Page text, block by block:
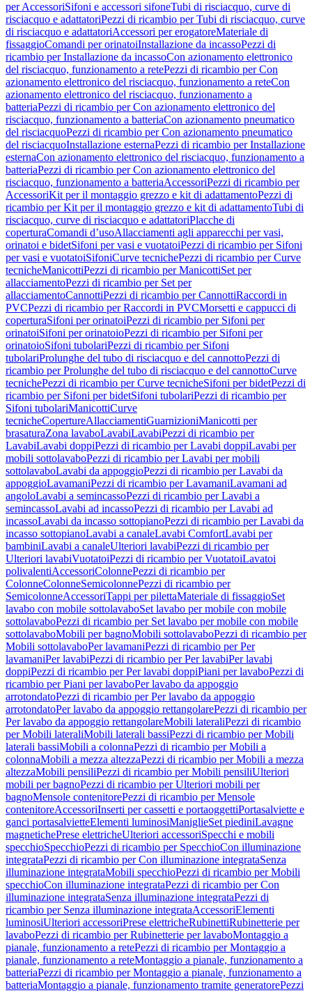
per AccessoriSifoni e accessori sifoneTubi di risciacquo, curve di
risciacquo e adattatoriPezzi di ricambio per Tubi di risciacquo, curve
di risciacquo e adattatoriAccessori per erogatoreMateriale di
fissaggioComandi per orinatoiInstallazione da incassoPezzi di
ricambio per Installazione da incassoCon azionamento elettronico
del risciacquo, funzionamento a retePezzi di ricambio per Con
azionamento elettronico del risciacquo, funzionamento a reteCon
azionamento elettronico del risciacquo, funzionamento a
batteriaPezzi di ricambio per Con azionamento elettronico del
risciacquo, funzionamento a batteriaCon azionamento pneumatico
del risciacquoPezzi di ricambio per Con azionamento pneumatico
del risciacquoInstallazione esternaPezzi di ricambio per Installazione
esternaCon azionamento elettronico del risciacquo, funzionamento a
batteriaPezzi di ricambio per Con azionamento elettronico del
risciacquo, funzionamento a batteriaAccessoriPezzi di ricambio per
AccessoriKit per il montaggio grezzo e kit di adattamentoPezzi di
ricambio per Kit per il montaggio grezzo e kit di adattamentoTubi di
risciacquo, curve di risciacquo e adattatoriPlacche di
coperturaComandi d’usoAllacciamenti agli apparecchi per vasi,
orinatoi e bidetSifoni per vasi e vuotatoiPezzi di ricambio per Sifoni
per vasi e vuotatoiSifoniCurve tecnichePezzi di ricambio per Curve
tecnicheManicottiPezzi di ricambio per ManicottiSet per
allacciamentoPezzi di ricambio per Set per
allacciamentoCannottiPezzi di ricambio per CannottiRaccordi in
PVCPezzi di ricambio per Raccordi in PVCMorsetti e cappucci di
coperturaSifoni per orinatoiPezzi di ricambio per Sifoni per
orinatoiSifoni per orinatoioPezzi di ricambio per Sifoni per
orinatoioSifoni tubolariPezzi di ricambio per Sifoni
tubolariProlunghe del tubo di risciacquo e del cannottoPezzi di
ricambio per Prolunghe del tubo di risciacquo e del cannottoCurve
tecnichePezzi di ricambio per Curve tecnicheSifoni per bidetPezzi di
ricambio per Sifoni per bidetSifoni tubolariPezzi di ricambio per
Sifoni tubolariManicottiCurve
tecnicheCopertureAllacciamentiGuarnizioniManicotti per
brasaturaZona lavaboLavabiLavabiPezzi di ricambio per
LavabiLavabi doppiPezzi di ricambio per Lavabi doppiLavabi per
mobili sottolavaboPezzi di ricambio per Lavabi per mobili
sottolavaboLavabi da appoggioPezzi di ricambio per Lavabi da
appoggioLavamaniPezzi di ricambio per LavamaniLavamani ad
angoloLavabi a semincassoPezzi di ricambio per Lavabi a
semincassoLavabi ad incassoPezzi di ricambio per Lavabi ad
incassoLavabi da incasso sottopianoPezzi di ricambio per Lavabi da
incasso sottopianoLavabi a canaleLavabi ComfortLavabi per
bambiniLavabi a canaleUlteriori lavabiPezzi di ricambio per
Ulteriori lavabiVuotatoiPezzi di ricambio per VuotatoiLavatoi
polivalentiAccessoriColonnePezzi di ricambio per
ColonneColonneSemicolonnePezzi di ricambio per
SemicolonneAccessoriTappi per pilettaMateriale di fissaggioSet
lavabo con mobile sottolavaboSet lavabo per mobile con mobile
sottolavaboPezzi di ricambio per Set lavabo per mobile con mobile
sottolavaboMobili per bagnoMobili sottolavaboPezzi di ricambio per
Mobili sottolavaboPer lavamaniPezzi di ricambio per Per
lavamaniPer lavabiPezzi di ricambio per Per lavabiPer lavabi
doppiPezzi di ricambio per Per lavabi doppiPiani per lavaboPezzi di
ricambio per Piani per lavaboPer lavabo da appoggio
arrotondatoPezzi di ricambio per Per lavabo da appoggio
arrotondatoPer lavabo da appoggio rettangolarePezzi di ricambio per
Per lavabo da appoggio rettangolareMobili lateraliPezzi di ricambio
per Mobili lateraliMobili laterali bassiPezzi di ricambio per Mobili
laterali bassiMobili a colonnaPezzi di ricambio per Mobili a
colonnaMobili a mezza altezzaPezzi di ricambio per Mobili a mezza
altezzaMobili pensiliPezzi di ricambio per Mobili pensiliUlteriori
mobili per bagnoPezzi di ricambio per Ulteriori mobili per
bagnoMensole contenitorePezzi di ricambio per Mensole
contenitoreAccessoriInserti per cassetti e portaoggettiPortasalviette e
ganci portasalvietteElementi luminosiManiglieSet piediniLavagne
magnetichePrese elettricheUlteriori accessoriSpecchi e mobili
specchioSpecchioPezzi di ricambio per SpecchioCon illuminazione
integrataPezzi di ricambio per Con illuminazione integrataSenza
illuminazione integrataMobili specchioPezzi di ricambio per Mobili
specchioCon illuminazione integrataPezzi di ricambio per Con
illuminazione integrataSenza illuminazione integrataPezzi di
ricambio per Senza illuminazione integrataAccessoriElementi
luminosiUlteriori accessoriPrese elettricheRubinettiRubinetterie per
lavaboPezzi di ricambio per Rubinetterie per lavaboMontaggio a
pianale, funzionamento a retePezzi di ricambio per Montaggio a
pianale, funzionamento a reteMontaggio a pianale, funzionamento a
batteriaPezzi di ricambio per Montaggio a pianale, funzionamento a
batteriaMontaggio a pianale, funzionamento tramite generatorePezzi